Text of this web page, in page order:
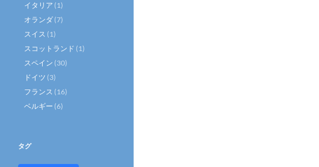
イタリア (1)
オランダ (7)
スイス (1)
スコットランド (1)
スペイン (30)
ドイツ (3)
フランス (16)
ベルギー (6)
タグ